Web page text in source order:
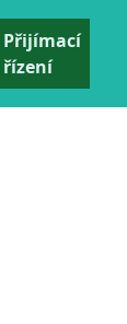
Přijímací
řízení